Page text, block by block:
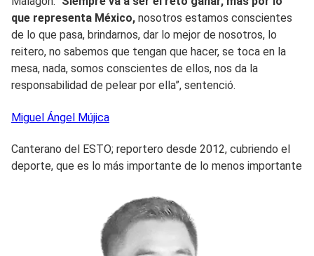
que representa México, nosotros estamos conscientes
de lo que pasa, brindarnos, dar lo mejor de nosotros, lo
reitero, no sabemos que tengan que hacer, se toca en la
mesa, nada, somos conscientes de ellos, nos da la
responsabilidad de pelear por ella”, sentenció.
Miguel Ángel Mújica
Canterano del ESTO; reportero desde 2012, cubriendo el
deporte, que es lo más importante de lo menos importante